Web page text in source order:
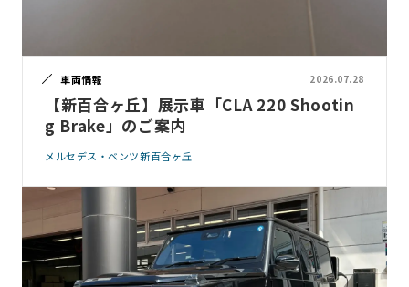
車両情報 2026.07.28
【新百合ヶ丘】展示車「CLA 220 Shootin
g Brake」のご案内
メルセデス・ベンツ新百合ヶ丘